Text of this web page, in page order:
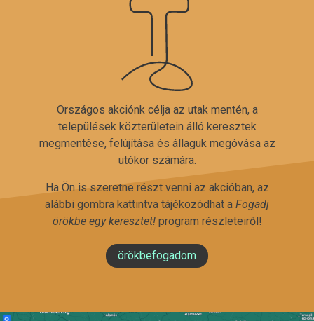
Országos akciónk célja az utak mentén, a
települések közterületein álló keresztek
megmentése, felújítása és állaguk megóvása az
utókor számára.
Ha Ön is szeretne részt venni az akcióban, az
alábbi gombra kattintva tájékozódhat a Fogadj
örökbe egy keresztet!program részleteiről!
örökbefogadom